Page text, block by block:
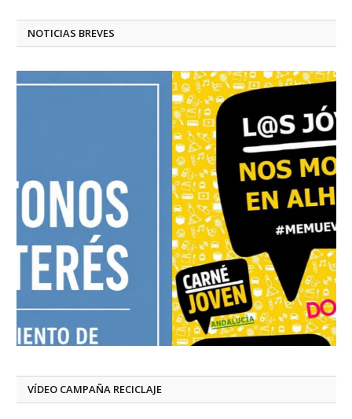
NOTICIAS BREVES
VÍDEO CAMPAÑA RECICLAJE